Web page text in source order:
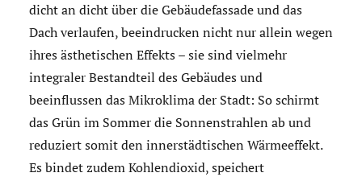
dicht an dicht über die Gebäudefassade und das
Dach verlaufen, beeindrucken nicht nur allein wegen
ihres ästhetischen Effekts – sie sind vielmehr
integraler Bestandteil des Gebäudes und
beeinflussen das Mikroklima der Stadt: So schirmt
das Grün im Sommer die Sonnenstrahlen ab und
reduziert somit den innerstädtischen Wärmeeffekt.
Es bindet zudem Kohlendioxid, speichert